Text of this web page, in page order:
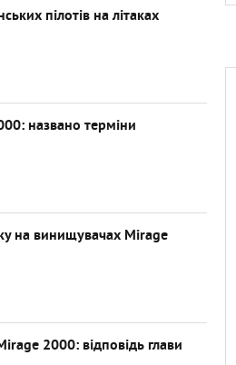
пілотів на літаках
названо терміни
на винищувачах Mirage
2000: відповідь глави